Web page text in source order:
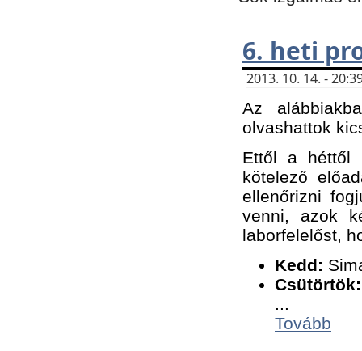
6. heti
2013. 10. 14. -
Az
olvashattok
Ettől a héttől
kötelező
ellenőrizni
venni, azok
laborfelelőst,
Kedd:
Csütörtök:
...
Tovább